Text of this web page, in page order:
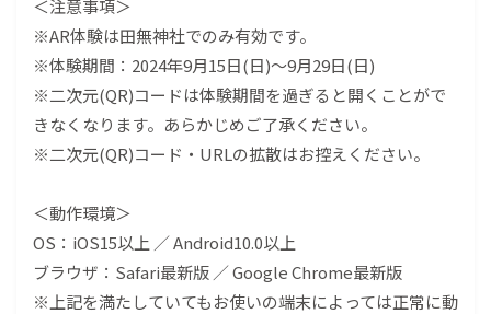
＜注意事項＞
※AR体験は田無神社でのみ有効です。
※体験期間：2024年9月15日(日)～9月29日(日)
※二次元(QR)コードは体験期間を過ぎると開くことがで
きなくなります。あらかじめご了承ください。
※二次元(QR)コード・URLの拡散はお控えください。
＜動作環境＞
OS：iOS15以上 ／ Android10.0以上
ブラウザ：Safari最新版 ／ Google Chrome最新版
※上記を満たしていてもお使いの端末によっては正常に動